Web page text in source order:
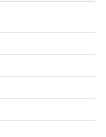
Responsabil